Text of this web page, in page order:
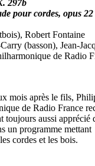
297b
pour cordes, opus 22
Robert Fontaine
(basson), Jean-
de Radio
mois après le fils,
de Radio France
toujours aussi apprécié
un programme mettant
cordes et les bois.